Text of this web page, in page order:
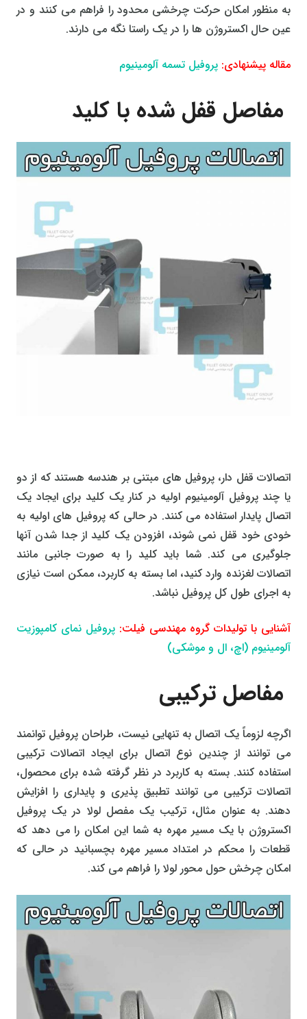
به منظور امکان حرکت چرخشی محدود را فراهم می کنند و در
عین حال اکستروژن ها را در یک راستا نگه می دارند.
مقاله پیشنهادی: پروفیل تسمه آلومینیوم
مفاصل قفل شده با کلید
اتصالات قفل دار، پروفیل های مبتنی بر هندسه هستند که از دو
یا چند پروفیل آلومینیوم اولیه در کنار یک کلید برای ایجاد یک
اتصال پایدار استفاده می کنند. در حالی که پروفیل های اولیه به
خودی خود قفل نمی شوند، افزودن یک کلید از جدا شدن آنها
جلوگیری می کند. شما باید کلید را به صورت جانبی مانند
اتصالات لغزنده وارد کنید، اما بسته به کاربرد، ممکن است نیازی
به اجرای طول کل پروفیل نباشد.
آشنایی با تولیدات گروه مهندسی فیلت: پروفیل نمای کامپوزیت
آلومینیوم (اچ، ال و موشکی)
مفاصل ترکیبی
اگرچه لزوماً یک اتصال به تنهایی نیست، طراحان پروفیل توانمند
می توانند از چندین نوع اتصال برای ایجاد اتصالات ترکیبی
استفاده کنند. بسته به کاربرد در نظر گرفته شده برای محصول،
اتصالات ترکیبی می توانند تطبیق پذیری و پایداری را افزایش
دهند. به عنوان مثال، ترکیب یک مفصل لولا در یک پروفیل
اکستروژن با یک مسیر مهره به شما این امکان را می دهد که
قطعات را محکم در امتداد مسیر مهره بچسبانید در حالی که
امکان چرخش حول محور لولا را فراهم می کند.